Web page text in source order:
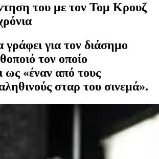
του με τον Τομ Κρουζ
για τον διάσημο
τον οποίο
ως «έναν από τους
σταρ του σινεμά».